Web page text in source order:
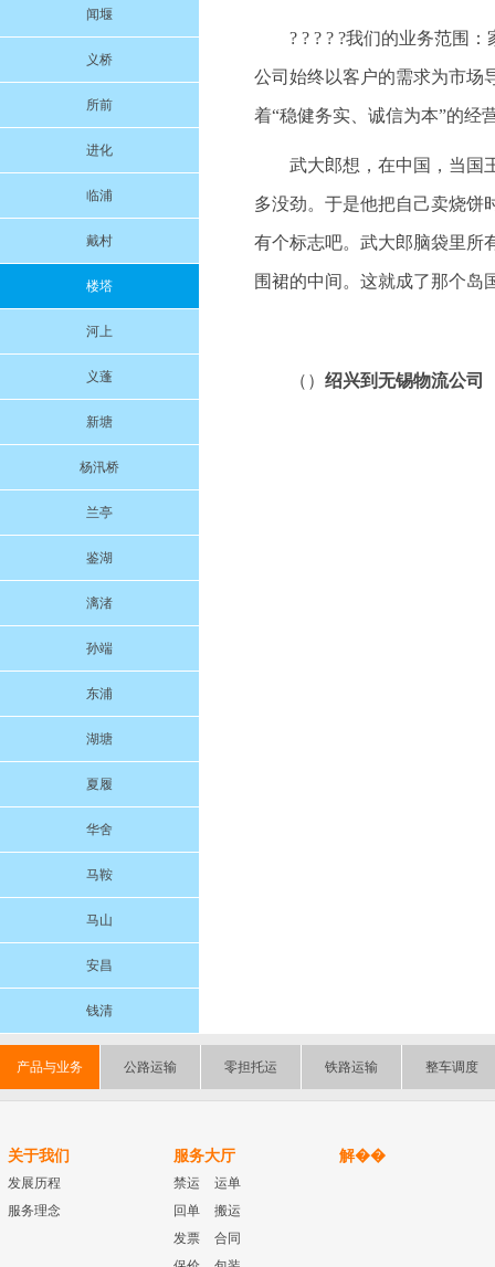
闻堰
义桥
所前
进化
临浦
戴村
楼塔
河上
义蓬
新塘
杨汛桥
兰亭
鉴湖
漓渚
孙端
东浦
湖塘
夏履
华舍
马鞍
马山
安昌
钱清
? ? ? ? ?我们的业务范围
公司始终以客户的需求为市场
着“稳健务实、诚信为本”的经
武大郎想，在中国，当国
多没劲。于是他把自己卖烧饼
有个标志吧。武大郎脑袋里所
围裙的中间。这就成了那个岛
（） 绍兴到无锡物流公司
产品与业务 公路运输 零担托运 铁路运输 整车调度
关于我们
发展历程
服务理念
服务大厅
禁运
运单
回单
搬运
发票
合同
解��